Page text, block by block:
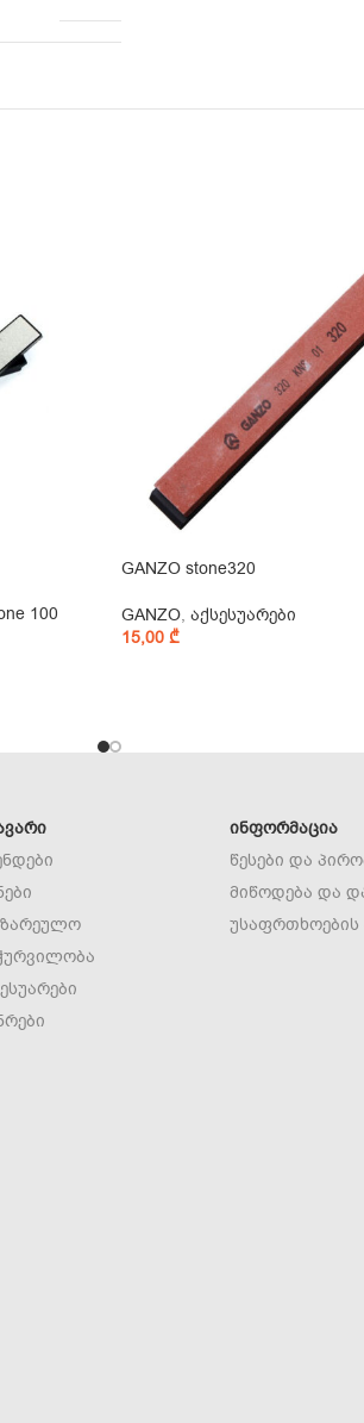
100
GANZO stone320
GANZO, აქსესუარები
15,00 ₾
ᲘᲜᲤᲝᲠᲛᲐᲪᲘᲐ
წესები და
მიწოდება და